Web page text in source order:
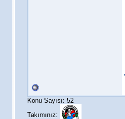
Konu Sayısı: 52
Takımınız: